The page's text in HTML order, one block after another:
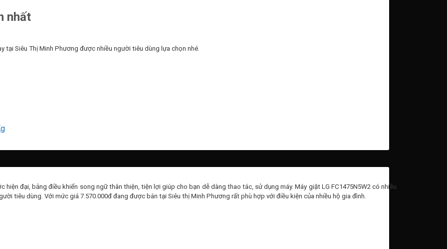
nhất
tại Siêu Thị Minh Phương được nhiều người tiêu dùng lựa chọn nhé.
hiện đại, bảng điều khiển song ngữ thân thiện, tiện lợi giúp cho bạn dễ dàng thao tác, sử dụng máy. Máy giặt LG FC1475N5W2 có nhiều
tiêu dùng. Với mức giá 7.570.000đ đang được bán tại Siêu thị Minh Phương rất phù hợp với điều kiện của nhiều hộ gia đình.